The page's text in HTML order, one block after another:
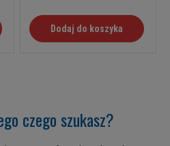
Dodaj do koszyka
czego szukasz?